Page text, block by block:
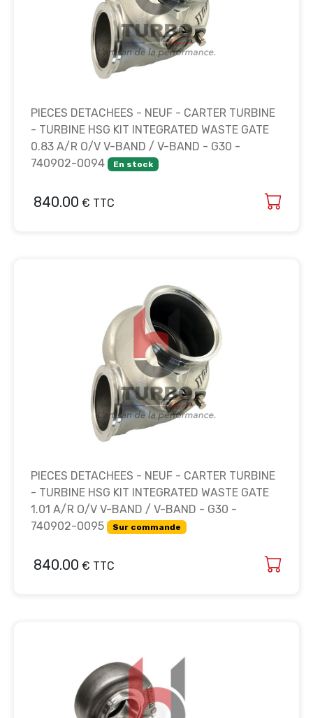
PIECES DETACHEES - NEUF - CARTER TURBINE
- TURBINE HSG KIT INTEGRATED WASTE GATE
0.83 A/R O/V V-BAND / V-BAND - G30 -
740902-0094
En stock
840.00 € TTC
PIECES DETACHEES - NEUF - CARTER TURBINE
- TURBINE HSG KIT INTEGRATED WASTE GATE
1.01 A/R O/V V-BAND / V-BAND - G30 -
740902-0095
Sur commande
840.00 € TTC